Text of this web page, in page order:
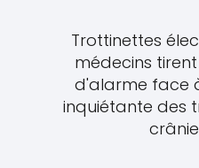
Trottinettes
médecins
d'alarme face
inquiétante des